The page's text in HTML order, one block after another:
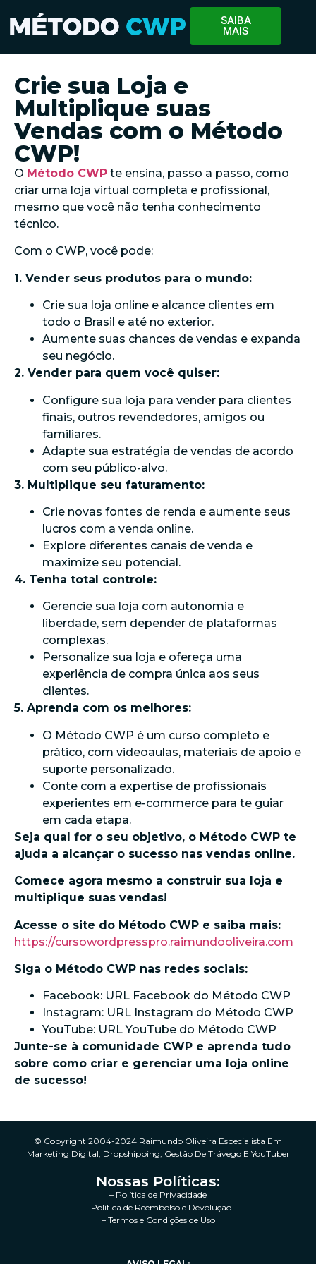
SAIBA
MAIS
Crie sua Loja e
Multiplique suas
Vendas com o Método
CWP!
O Método CWP te ensina, passo a passo, como
criar uma loja virtual completa e profissional,
mesmo que você não tenha conhecimento
técnico.
Com o CWP, você pode:
1. Vender seus produtos para o mundo:
Crie sua loja online e alcance clientes em
todo o Brasil e até no exterior.
Aumente suas chances de vendas e expanda
seu negócio.
2. Vender para quem você quiser:
Configure sua loja para vender para clientes
finais, outros revendedores, amigos ou
familiares.
Adapte sua estratégia de vendas de acordo
com seu público-alvo.
3. Multiplique seu faturamento:
Crie novas fontes de renda e aumente seus
lucros com a venda online.
Explore diferentes canais de venda e
maximize seu potencial.
4. Tenha total controle:
Gerencie sua loja com autonomia e
liberdade, sem depender de plataformas
complexas.
Personalize sua loja e ofereça uma
experiência de compra única aos seus
clientes.
5. Aprenda com os melhores:
O Método CWP é um curso completo e
prático, com videoaulas, materiais de apoio e
suporte personalizado.
Conte com a expertise de profissionais
experientes em e-commerce para te guiar
em cada etapa.
Seja qual for o seu objetivo, o Método CWP te
ajuda a alcançar o sucesso nas vendas online.
Comece agora mesmo a construir sua loja e
multiplique suas vendas!
Acesse o site do Método CWP e saiba mais:
https://cursowordpresspro.raimundooliveira.com
Siga o Método CWP nas redes sociais:
Facebook: URL Facebook do Método CWP
Instagram: URL Instagram do Método CWP
YouTube: URL YouTube do Método CWP
Junte-se à comunidade CWP e aprenda tudo
sobre como criar e gerenciar uma loja online
de sucesso!
© Copyright 2004-2024 Raimundo Oliveira Especialista Em
Marketing Digital, Dropshipping, Gestão De Trávego E YouTuber
Nossas Políticas:
– Política de Privacidade
– Política de Reembolso e Devolução
– Termos e Condições de Uso